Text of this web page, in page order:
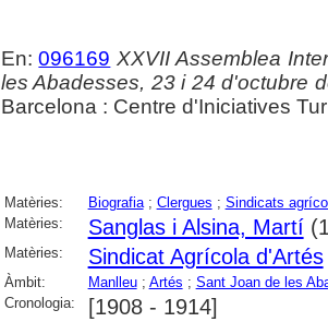
En:096169 XXVII Assemblea
les Abadesses, 23 i 24 d'octubre
Barcelona : Centre d'Iniciatives
Matèries: Biografia; Clergues ; Sindicats
Matèries:
Sanglas i Alsina, Martí
Matèries: Sindicat Agrícola d'Artés
Àmbit: Manlleu; Artés ; Sant Joan de les
Cronologia:
[1908 - 1914]